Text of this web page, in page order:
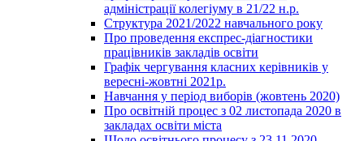
адміністрації колегіуму в 21/22 н.р.
Структура 2021/2022 навчального року
Про проведення експрес-діагностики
працівників закладів освіти
Графік чергування класних керівників у
вересні-жовтні 2021р.
Навчання у період виборів (жовтень 2020)
Про освітній процес з 02 листопада 2020 в
закладах освіти міста